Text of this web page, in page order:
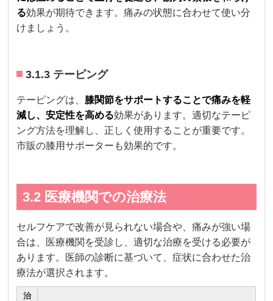
る効果が期待できます。痛みの状態に合わせて使い分
けましょう。
3.1.3 テーピング
テーピングは、 膝関節をサポートすることで痛みを軽
減し、安定性を高める効果があります。適切なテーピ
ング方法を理解し、正しく使用することが重要です。
市販の膝用サポーターも効果的です。
3.2 医療機関での治療法
セルフケアで改善が見られない場合や、痛みが強い場
合は、医療機関を受診し、適切な治療を受ける必要が
あります。医師の診断に基づいて、症状に合わせた治
療法が選択されます。
治